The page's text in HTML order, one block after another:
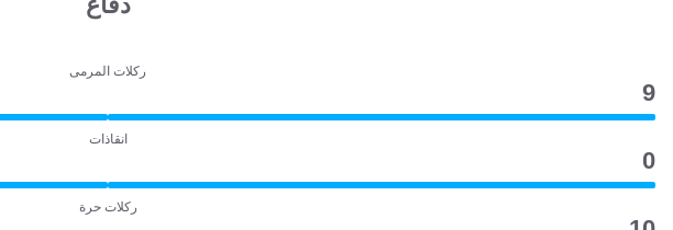
ركلات المرمى
9
انقاذات
0
ركلات حرة